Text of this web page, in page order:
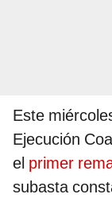
Este
Ejecución
el primer
subasta